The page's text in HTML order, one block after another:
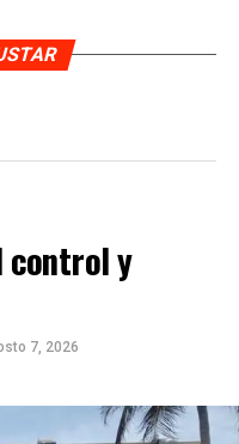
control y
7, 2026